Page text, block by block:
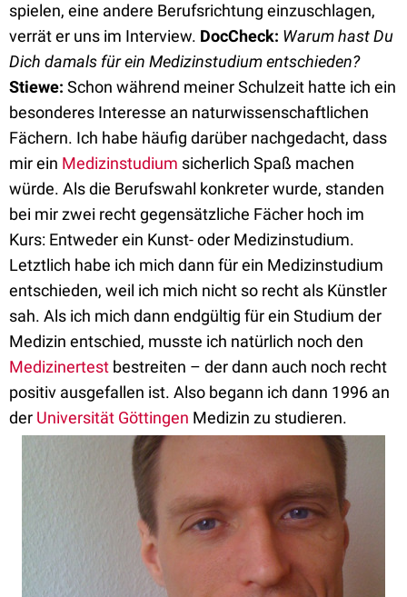
spielen, eine andere Berufsrichtung einzuschlagen,
verrät er uns im Interview. DocCheck: Warum hast Du
Dich damals für ein Medizinstudium entschieden?
Stiewe: Schon während meiner Schulzeit hatte ich ein
besonderes Interesse an naturwissenschaftlichen
Fächern. Ich habe häufig darüber nachgedacht, dass
mir ein Medizinstudium sicherlich Spaß machen
würde. Als die Berufswahl konkreter wurde, standen
bei mir zwei recht gegensätzliche Fächer hoch im
Kurs: Entweder ein Kunst- oder Medizinstudium.
Letztlich habe ich mich dann für ein Medizinstudium
entschieden, weil ich mich nicht so recht als Künstler
sah. Als ich mich dann endgültig für ein Studium der
Medizin entschied, musste ich natürlich noch den
Medizinertest bestreiten – der dann auch noch recht
positiv ausgefallen ist. Also begann ich dann 1996 an
der Universität Göttingen Medizin zu studieren.